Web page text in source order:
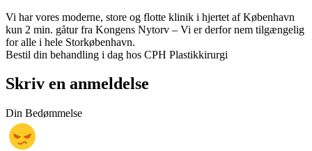
Vi har vores moderne, store og flotte klinik i hjertet af København
kun 2 min. gåtur fra Kongens Nytorv – Vi er derfor nem tilgængelig
for alle i hele Storkøbenhavn.
Bestil din behandling i dag hos CPH Plastikkirurgi
Skriv en anmeldelse
Din Bedømmelse